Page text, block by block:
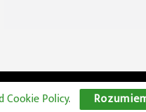
Radio Lublin S.A. w likwidacji
Cookie Policy.